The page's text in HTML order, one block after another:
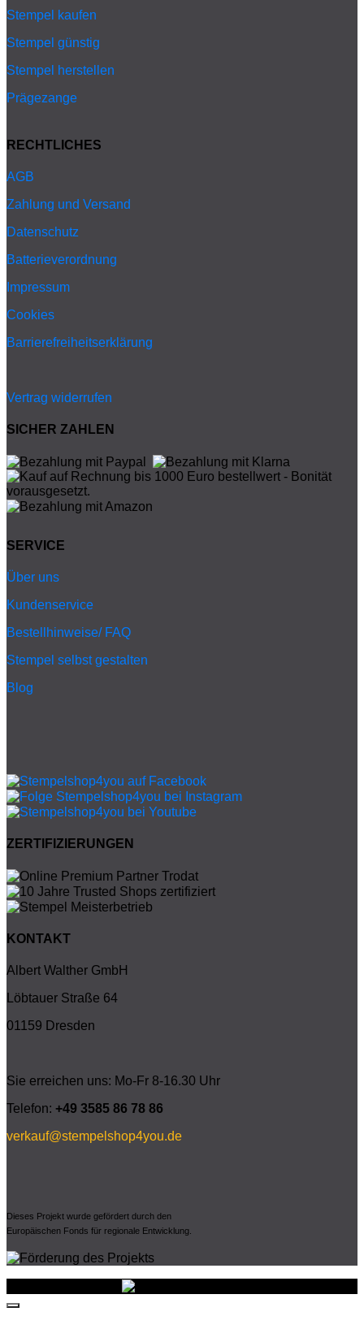
Stempel kaufen
Stempel günstig
Stempel herstellen
Prägezange
RECHTLICHES
AGB
Zahlung und Versand
Datenschutz
Batterieverordnung
Impressum
Cookies
Barrierefreiheitserklärung
Vertrag widerrufen
SICHER ZAHLEN
SERVICE
Über uns
Kundenservice
Bestellhinweise/ FAQ
Stempel selbst gestalten
Blog
ZERTIFIZIERUNGEN
KONTAKT
Albert Walther GmbH
Löbtauer Straße 64
01159 Dresden
Sie erreichen uns: Mo-Fr 8-16.30 Uhr
Telefon: +49 3585 86 78 86
verkauf@stempelshop4you.de
Dieses Projekt wurde gefördert durch den
Europäischen Fonds für regionale Entwicklung.